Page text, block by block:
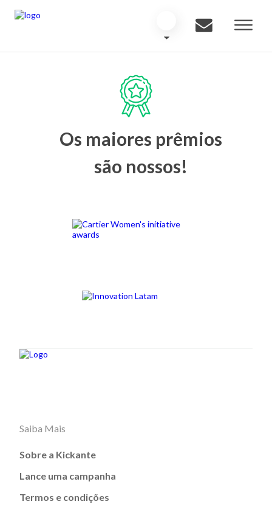
Os maiores prêmios
são nossos!
Saiba Mais
Sobre a Kickante
Lance uma campanha
Termos e condições